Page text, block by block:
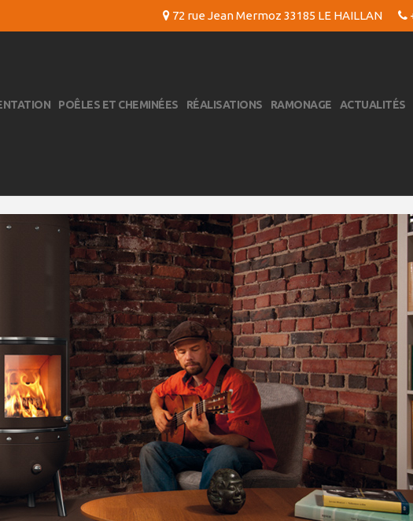
72 rue Jean Mermoz 33185 LE HAILLAN
POÊLES ET CHEMINÉES RÉALISATIONS RAMONAGE ACTUALITÉS